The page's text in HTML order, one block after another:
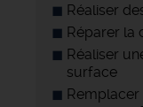
Réaliser
Réparer la
Réaliser
surface
Remplacer